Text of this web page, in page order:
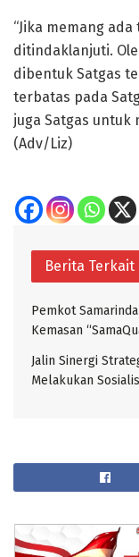
“Jika memang
ditindaklanjuti.
dibentuk Satgas
terbatas pada
juga Satgas untuk
(Adv/Liz)
Berita Terkait
Pemkot
Kemasan
Jalin Sinergi
Melakukan